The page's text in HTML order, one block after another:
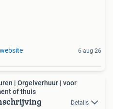
6 aug 26
| Orgelverhuur | voor
of thuis
Details